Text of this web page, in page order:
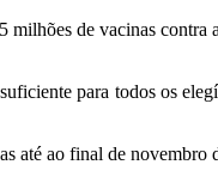
de vacinas
para todos os
até ao final de novembro